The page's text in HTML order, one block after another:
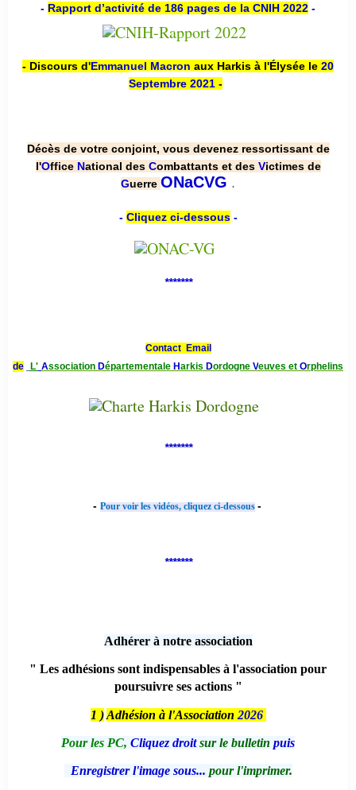
- Rapport d’activité de 186 pages de la CNIH 2022 -
- Discours d'Emmanuel Macron aux Harkis à l'Élysée le 20
Septembre 2021 -
Décès de votre conjoint, vous devenez ressortissant de
l'Office National des Combattants et des Victimes de
Guerre ONaCVG .
- Cliquez ci-dessous-
*******
Contact Email
de
L' Association Départementale Harkis Dordogne Veuves et Orphelins
*******
- Pour voir les vidéos, cliquez ci-dessous -
*******
Adhérer à notre association
" Les adhésions sont indispensables à l'association pour
poursuivre ses actions "
1 ) Adhésion à l'Association 2026
Pour les PC, Cliquez droitsur le bulletin puis
Enregistrer l'image sous... pour l'imprimer.